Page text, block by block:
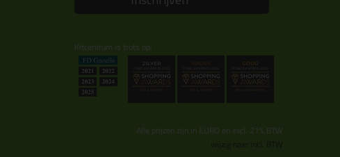
Kitcentrum is trots op:
Alle prijzen zijn in EURO en excl. 21% BTW